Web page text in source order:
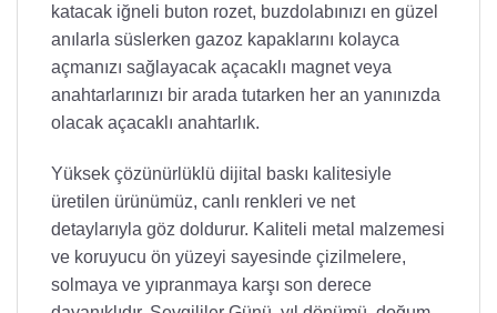
katacak iğneli buton rozet, buzdolabınızı en güzel
anılarla süslerken gazoz kapaklarını kolayca
açmanızı sağlayacak açacaklı magnet veya
anahtarlarınızı bir arada tutarken her an yanınızda
olacak açacaklı anahtarlık.
Yüksek çözünürlüklü dijital baskı kalitesiyle
üretilen ürünümüz, canlı renkleri ve net
detaylarıyla göz doldurur. Kaliteli metal malzemesi
ve koruyucu ön yüzeyi sayesinde çizilmelere,
solmaya ve yıpranmaya karşı son derece